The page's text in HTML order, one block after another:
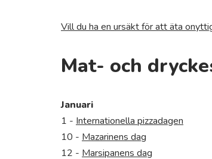
Vill du ha en ursäkt för att äta
Mat- och
Januari
1 - Internationella pizzadagen
10 - Mazarinens dag
12 - Marsipanens dag